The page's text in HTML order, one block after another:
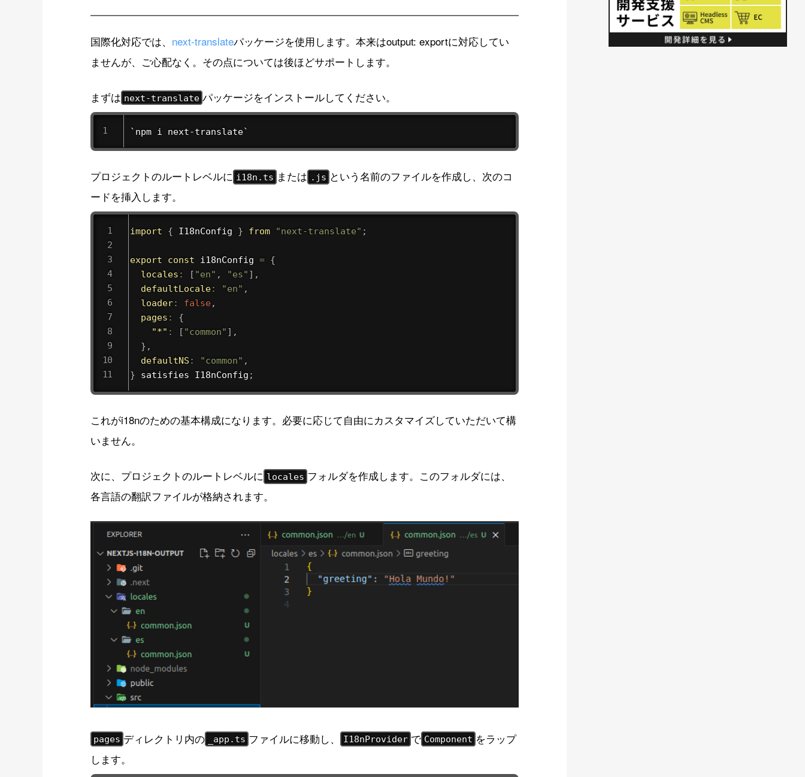
国際化対応では、 next-translateパッケージを使用します。本来はoutput: exportに対応してい
ませんが、ご心配なく。その点については後ほどサポートします。
まずは next-translate パッケージをインストールしてください。
`npm i next-translate`
プロジェクトのルートレベルに i18n.ts または .js という名前のファイルを作成し、次のコ
ードを挿入します。
import { I18nConfig } from "next-translate" ;
export const i18nConfig = {
locales : [ "en" , "es" ] ,
defaultLocale: "en" ,
loader: false,
pages :
{
"*" : [ "common" ] ,
} ,
defaultNS : "common" ,
} satisfies I18nConfig ;
これがi18nのための基本構成になります。必要に応じて自由にカスタマイズしていただいて構
いません。
次に、プロジェクトのルートレベルに locales フォルダを作成します。このフォルダには、
各言語の翻訳ファイルが格納されます。
pages ディレクトリ内の _app.ts ファイルに移動し、 I18nProvider で Component をラップ
します。